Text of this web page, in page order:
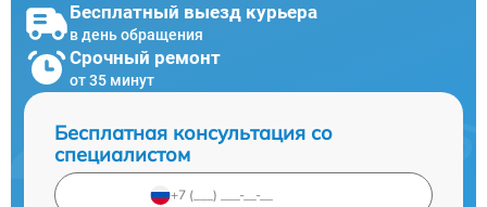
Бесплатный выезд курьера
в день обращения
Срочный ремонт
от 35 минут
Бесплатная консультация со
специалистом